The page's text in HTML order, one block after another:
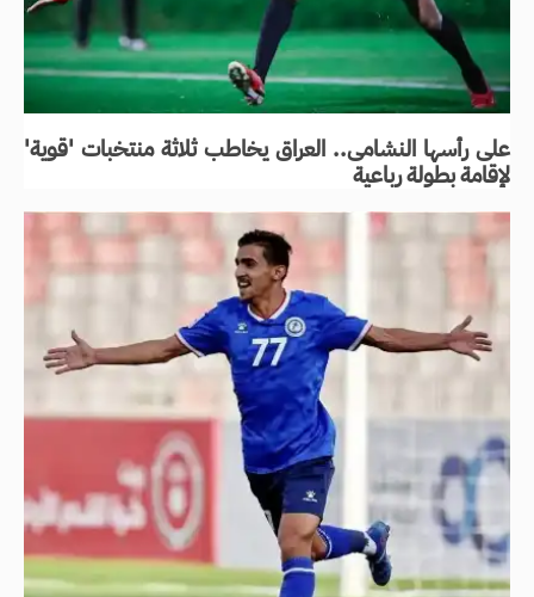
على رأسها النشامى.. العراق يخاطب ثلاثة منتخبات 'قوية'
لإقامة بطولة رباعية